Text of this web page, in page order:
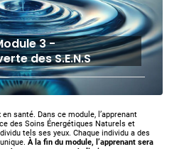
3 -
des S.E.N.S
santé. Dans ce module, l’apprenant
des Soins Énergétiques Naturels et
tels ses yeux. Chaque individu a des
À la fin du module, l’apprenant sera